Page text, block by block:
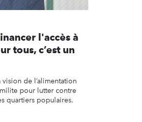
l'accès à
tous, c’est un
de l’alimentation
pour lutter contre
quartiers populaires.